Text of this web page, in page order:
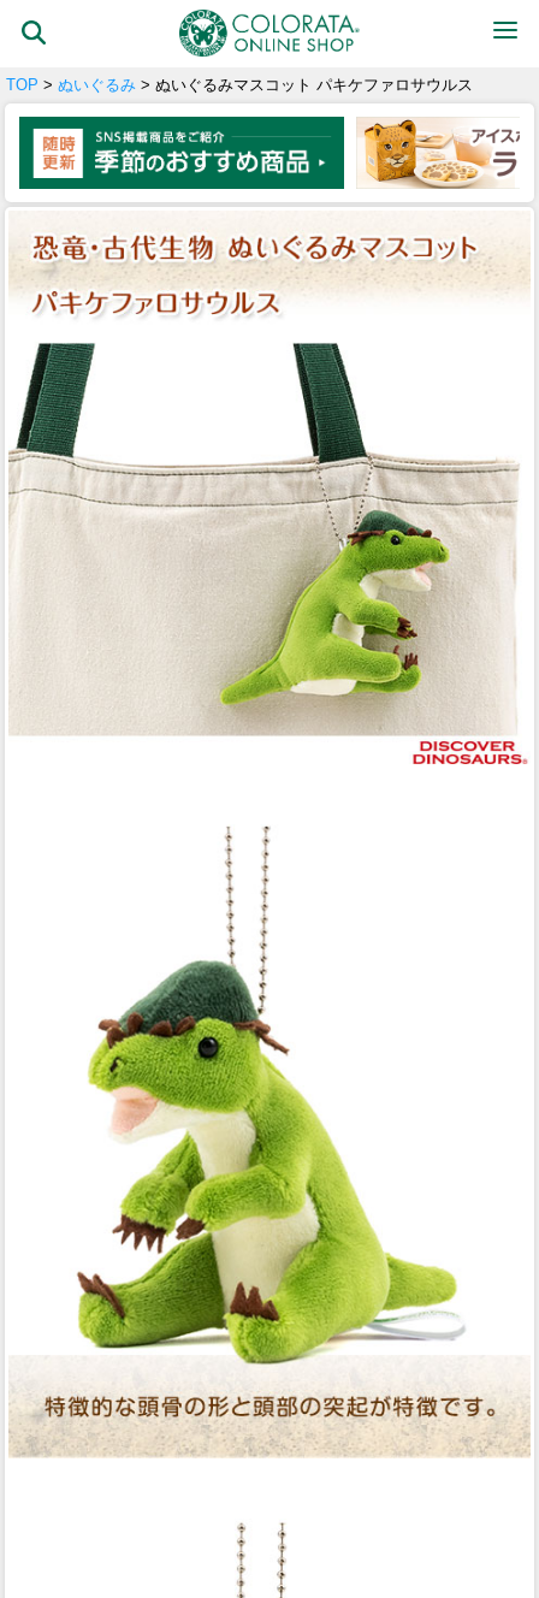
TOP > ぬいぐるみ > ぬいぐるみマスコット パキケファロサウルス